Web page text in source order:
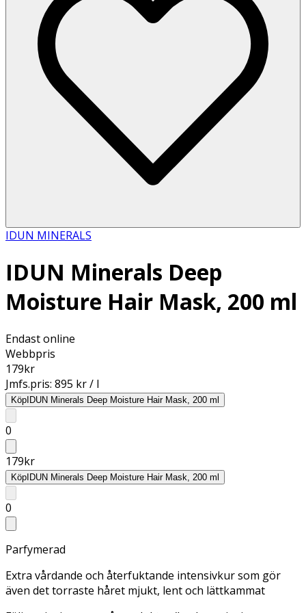
IDUN MINERALS
IDUN Minerals Deep
Moisture Hair Mask, 200 ml
Endast online
Webbpris
179kr
Jmfs.pris: 895 kr / l
KöpIDUN Minerals Deep Moisture Hair Mask, 200 ml
0
179kr
KöpIDUN Minerals Deep Moisture Hair Mask, 200 ml
0
Parfymerad
Extra vårdande och återfuktande intensivkur som gör
även det torraste håret mjukt, lent och lättkammat